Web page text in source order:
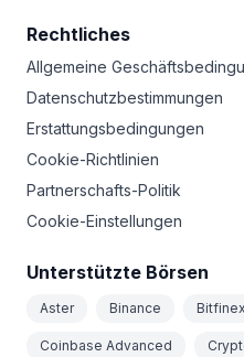
Rechtliches
Allgemeine
Datenschutzbestimmungen
Erstattungsbedingungen
Cookie-Richtlinien
Partnerschafts-Politik
Cookie-Einstellungen
Unterstützte Börsen
Aster Binance Bitfinex
Coinbase Advanced